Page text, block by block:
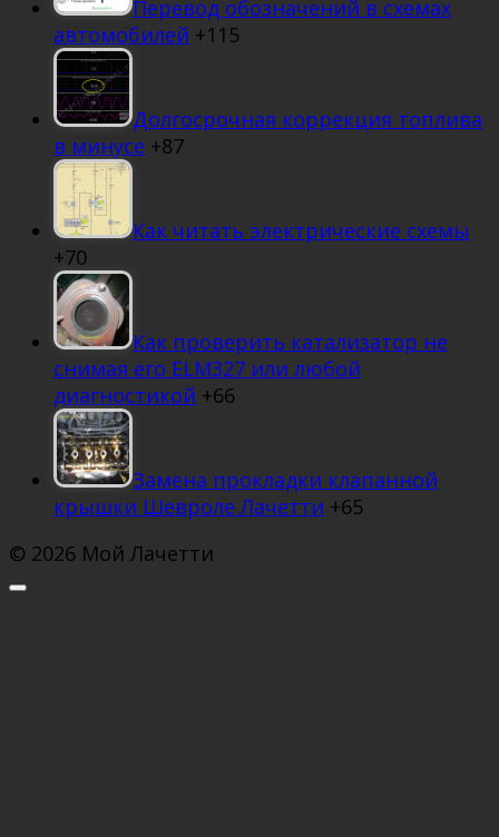
Перевод обозначений в схемах
автомобилей +115
Долгосрочная коррекция топлива
в минусе +87
Как читать электрические схемы
+70
Как проверить катализатор не
снимая его ELM327 или любой
диагностикой +66
Замена прокладки клапанной
крышки Шевроле Лачетти +65
© 2026 Мой Лачетти